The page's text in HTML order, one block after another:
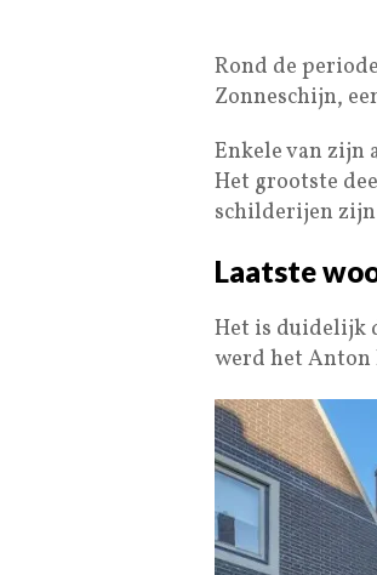
Rond de
Zonneschijn,
Enkele van zijn
Het grootste
schilderijen zijn
Laatste
Het is duidelijk
werd het Anton